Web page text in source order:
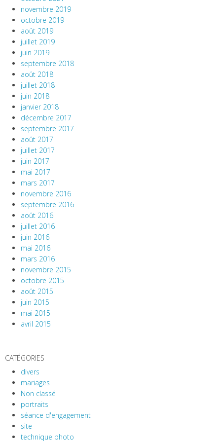
novembre 2019
octobre 2019
août 2019
juillet 2019
juin 2019
septembre 2018
août 2018
juillet 2018
juin 2018
janvier 2018
décembre 2017
septembre 2017
août 2017
juillet 2017
juin 2017
mai 2017
mars 2017
novembre 2016
septembre 2016
août 2016
juillet 2016
juin 2016
mai 2016
mars 2016
novembre 2015
octobre 2015
août 2015
juin 2015
mai 2015
avril 2015
CATÉGORIES
divers
mariages
Non classé
portraits
séance d'engagement
site
technique photo